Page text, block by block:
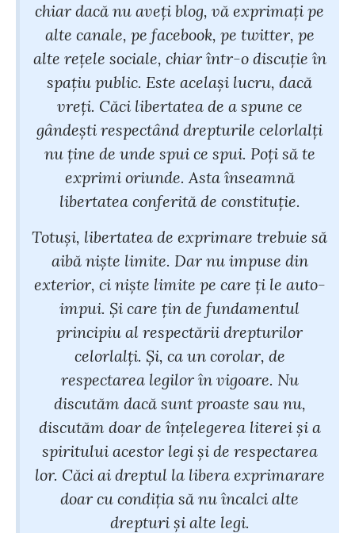
chiar dacă nu aveți blog, vă exprimați pe
alte canale, pe facebook, pe twitter, pe
alte rețele sociale, chiar într-o discuție în
spațiu public. Este același lucru, dacă
vreți. Căci libertatea de a spune ce
gândești respectând drepturile celorlalți
nu ține de unde spui ce spui. Poți să te
exprimi oriunde. Asta înseamnă
libertatea conferită de constituție.
Totuși, libertatea de exprimare trebuie să
aibă niște limite. Dar nu impuse din
exterior, ci niște limite pe care ți le auto-
impui. Și care țin de fundamentul
principiu al respectării drepturilor
celorlalți. Și, ca un corolar, de
respectarea legilor în vigoare. Nu
discutăm dacă sunt proaste sau nu,
discutăm doar de înțelegerea literei și a
spiritului acestor legi și de respectarea
lor. Căci ai dreptul la libera exprimarare
doar cu condiția să nu încalci alte
drepturi și alte legi.